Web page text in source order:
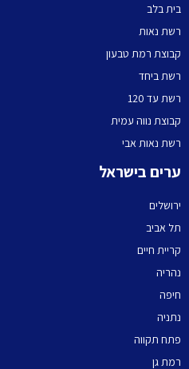
בית בלב
רשת נאות
קבוצת רמת טבעון
רשת ביחד
רשת עד 120
קבוצת נווה עמית
רשת נאות אבי
ערים בישראל
ירושלים
תל אביב
קריית חיים
נהריה
חיפה
נתניה
פתח תקווה
רמת גן